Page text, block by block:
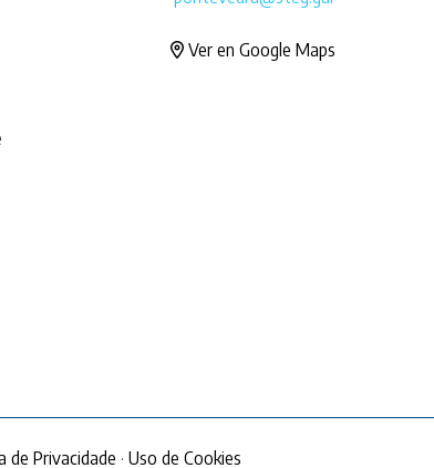
Ver en Google Maps
de Privacidade · Uso de Cookies